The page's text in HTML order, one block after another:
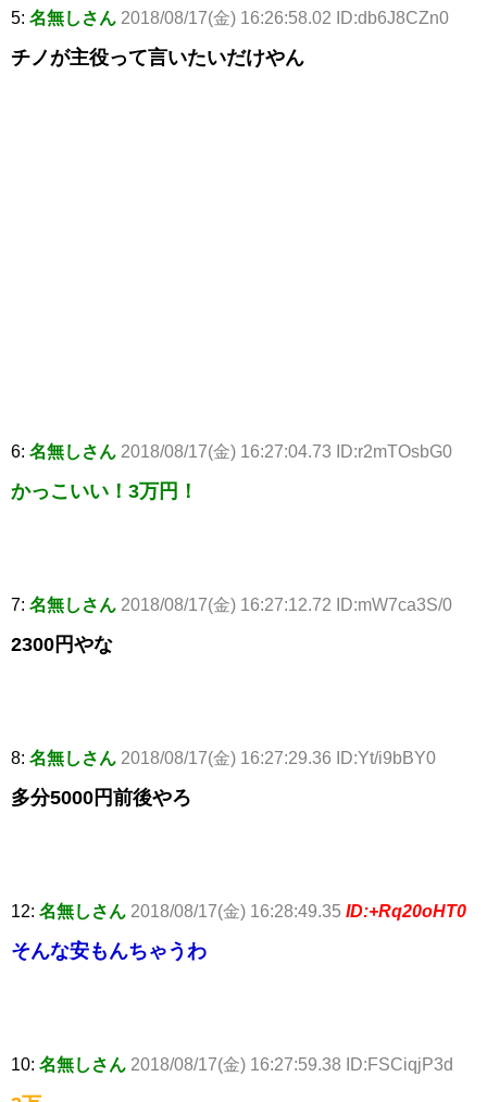
5: 名無しさん 2018/08/17(金) 16:26:58.02 ID:db6J8CZn0
チノが主役って言いたいだけやん
6: 名無しさん 2018/08/17(金) 16:27:04.73 ID:r2mTOsbG0
かっこいい！3万円！
7: 名無しさん 2018/08/17(金) 16:27:12.72 ID:mW7ca3S/0
2300円やな
8: 名無しさん 2018/08/17(金) 16:27:29.36 ID:Yt/i9bBY0
多分5000円前後やろ
12: 名無しさん 2018/08/17(金) 16:28:49.35 ID:+Rq20oHT0
そんな安もんちゃうわ
10: 名無しさん 2018/08/17(金) 16:27:59.38 ID:FSCiqjP3d